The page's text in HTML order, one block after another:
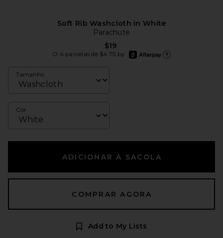
Soft Rib Washcloth in White
Parachute
$19
O 4 parcelas de $4.75 by
afterpay
Tamanho
Cor
ADICIONAR À SACOLA
COMPRAR AGORA
Add to My Lists